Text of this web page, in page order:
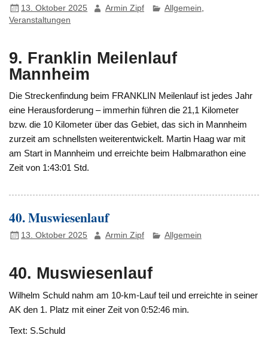
13. Oktober 2025 Armin Zipf Allgemein
Veranstaltungen
9. Franklin Meilenlauf
Mannheim
Die Streckenfindung beim FRANKLIN Meilenlauf ist jedes Jahr
eine Herausforderung – immerhin führen die 21,1 Kilometer
bzw. die 10 Kilometer über das Gebiet, das sich in Mannheim
zurzeit am schnellsten weiterentwickelt. Martin Haag war mit
am Start in Mannheim und erreichte beim Halbmarathon eine
Zeit von 1:43:01 Std.
40. Muswiesenlauf
13. Oktober 2025 Armin Zipf Allgemein
40. Muswiesenlauf
Wilhelm Schuld nahm am 10-km-Lauf teil und erreichte in seiner
AK den 1. Platz mit einer Zeit von 0:52:46 min.
Text: S.Schuld